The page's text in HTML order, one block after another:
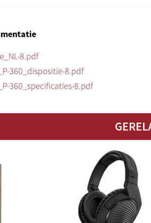
over convolutiegalm en
voor een scherpe prijs.
in positief meubel, de Johannus
8.pdf
360_dispositie-8.pdf
360_specificaties-8.pdf